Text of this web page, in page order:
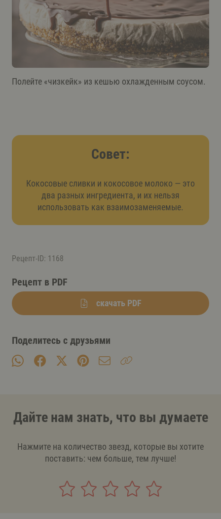
Полейте «чизкейк» из кешью охлажденным соусом.
Совет:
Кокосовые сливки и кокосовое молоко — это
два разных ингредиента, и их нельзя
использовать как взаимозаменяемые.
Рецепт-ID: 1168
Рецепт в PDF
скачать PDF
Поделитесь с друзьями
Дайте нам знать, что вы думаете
Нажмите на количество звезд, которые вы хотите
поставить: чем больше, тем лучше!